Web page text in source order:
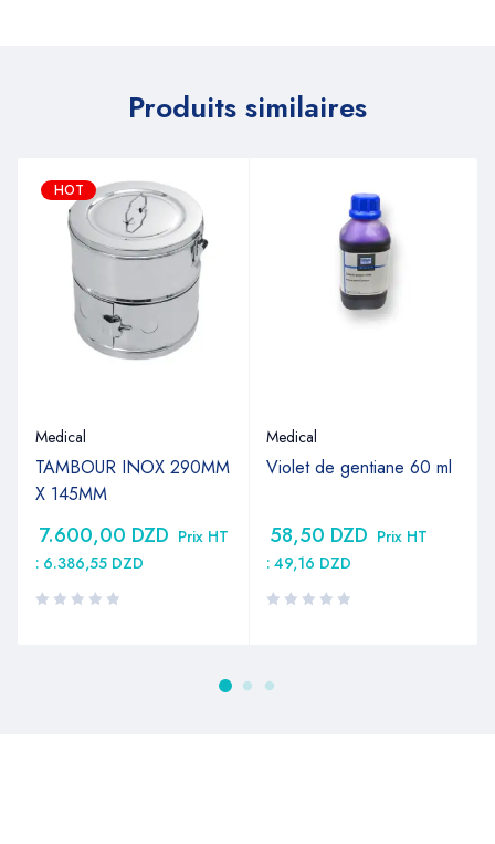
Produits similaires
HOT
Medical
TAMBOUR INOX 290MM
X 145MM
7.600,00 DZD Prix HT
: 6.386,55 DZD
Medical
Violet de gentiane 60 ml
58,50 DZD Prix HT
: 49,16 DZD